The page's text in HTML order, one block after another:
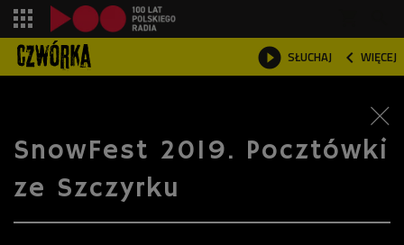
 SŁUCHAJ  WIĘCEJ

SnowFest 2019. Pocztówki
ze Szczyrku